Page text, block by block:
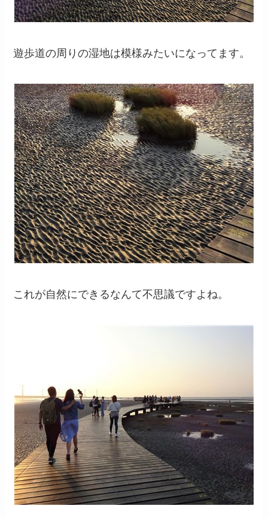
遊歩道の周りの湿地は模様みたいになってます。
これが自然にできるなんて不思議ですよね。